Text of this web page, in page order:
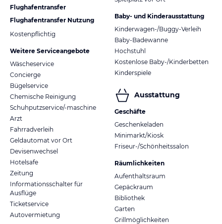
Flughafentransfer
Flughafentransfer Nutzung
Kostenpflichtig
Weitere Serviceangebote
Wäscheservice
Concierge
Bügelservice
Chemische Reinigung
Schuhputzservice/-maschine
Arzt
Fahrradverleih
Geldautomat vor Ort
Devisenwechsel
Hotelsafe
Zeitung
Informationsschalter für
Ausflüge
Ticketservice
Autovermietung
Baby- und Kinderausstattung
Kinderwagen-/Buggy-Verleih
Baby-Badewanne
Hochstuhl
Kostenlose Baby-/Kinderbetten
Kinderspiele
Ausstattung
Geschäfte
Geschenkeladen
Minimarkt/Kiosk
Friseur-/Schönheitssalon
Räumlichkeiten
Aufenthaltsraum
Gepäckraum
Bibliothek
Garten
Grillmöglichkeiten